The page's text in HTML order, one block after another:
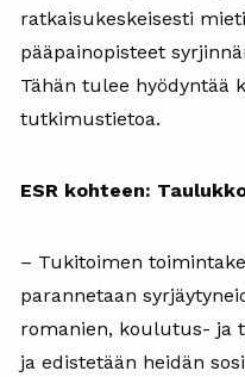
ratkaisukeskeisesti
pääpainopisteet
Tähän tulee hyödyntää
tutkimustietoa.
ESR kohteen:
– Tukitoimen
parannetaan
romanien, koulutus- ja
ja edistetään heidän